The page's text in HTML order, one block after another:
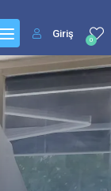
0
Giriş